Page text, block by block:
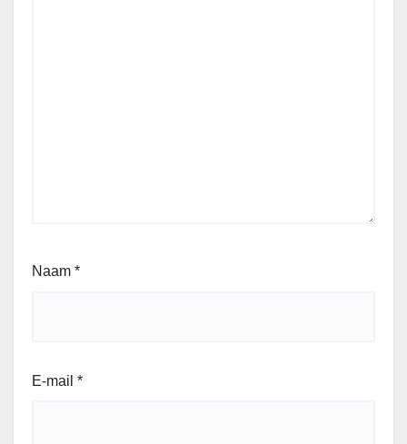
Naam *
E-mail *